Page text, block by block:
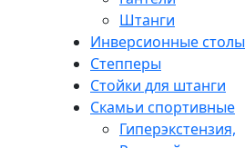
Штанги
Инверсионные столы
Степперы
Стойки для штанги
Скамьи спортивные
Гиперэкстензия,